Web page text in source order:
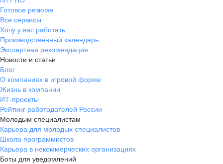
Готовое резюме
Все сервисы
Хочу у вас работать
Производственный календарь
Экспертная рекомендация
Новости и статьи
Блог
О компаниях в игровой форме
Жизнь в компании
ИТ-проекты
Рейтинг работодателей России
Молодым специалистам
Карьера для молодых специалистов
Школа программистов
Карьера в некоммерческих организациях
Боты для уведомлений